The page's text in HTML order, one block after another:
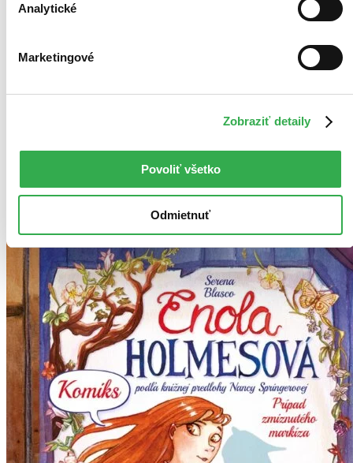
Analytické
Marketingové
Zobraziť detaily
Povoliť všetko
Odmietnuť
Zoradiť
Najdrahšie